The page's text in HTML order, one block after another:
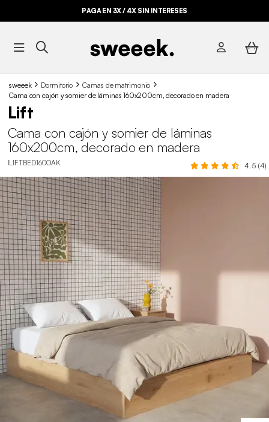
PAGA EN 3X / 4X SIN INTERESES
sweeek Dormitorio
Camas de matrimonio
Cama con cajón y somier de láminas 160x200cm, decorado en madera
Lift
Cama con cajón y somier de láminas
160x200cm, decorado en madera
ILIFTBED160OAK 4.5 (4)